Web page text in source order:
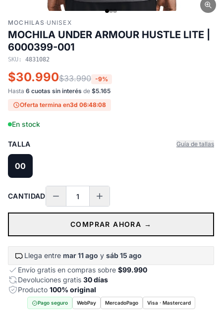
MOCHILAS ·UNISEX
MOCHILA UNDER ARMOUR HUSTLE LITE |
6000399-001
SKU: 4831082
$30.990$33.990 -9%
Hasta 6 cuotas sin interés de $5.165
Oferta termina en3d 06:48:07
En stock
TALLA Guía de tallas
00
CANTIDAD
COMPRAR AHORA →
Llega entre mar 11 ago y sáb 15 ago
Envío gratis en compras sobre $99.990
Devoluciones gratis 30 días
Producto 100% original
Pago seguro WebPay MercadoPago Visa · Mastercard